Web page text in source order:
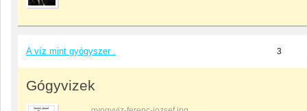
A víz mint gyógyszer . 3
Gógyvizek